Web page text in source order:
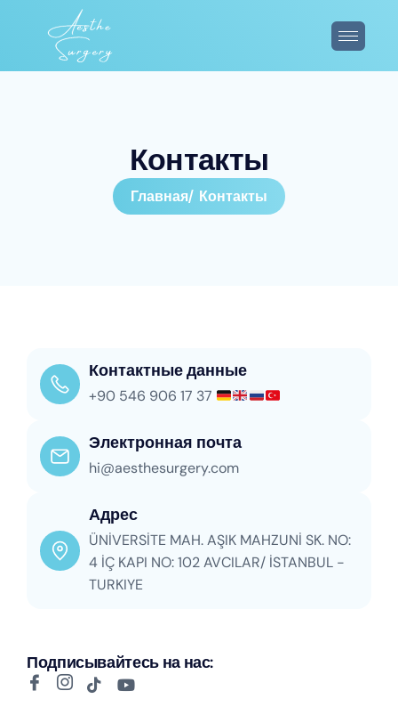
Контакты
Главная Контакты
Контактные данные
+90 546 906 17 37
Электронная почта
hi@aesthesurgery.com
Адрес
ÜNİVERSİTE MAH. AŞIK MAHZUNİ SK. NO:
4 İÇ KAPI NO: 102 AVCILAR/ İSTANBUL -
TURKIYE
Подписывайтесь на нас: